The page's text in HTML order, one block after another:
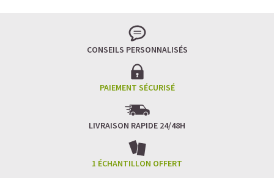
tout en stimulant la concentration.
Un goût légèrement herbacé, addictif et plein de
Idéal pour : recharger ses batteries sans caféine,
hydrater, et retrouver focus et sérénité.
Matcha Latte Glacé Protéiné
SAWONDO RÉINVENTE LE PLAISIR DES CAFÉS GLACÉS
✅ Sans sucre raffiné
CONSEILS PERSONNALISÉS
PAIEMENT SÉCURISÉ
LIVRAISON RAPIDE 24/48H
1 ÉCHANTILLON OFFERT